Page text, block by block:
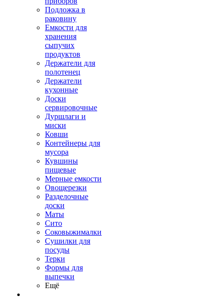
Подложка в
раковину
Емкости для
хранения
сыпучих
продуктов
Держатели для
полотенец
Держатели
кухонные
Доски
сервировочные
Дуршлаги и
миски
Ковши
Контейнеры для
мусора
Кувшины
пищевые
Мерные емкости
Овощерезки
Разделочные
доски
Маты
Сито
Соковыжималки
Сушилки для
посуды
Терки
Формы для
выпечки
Ещё